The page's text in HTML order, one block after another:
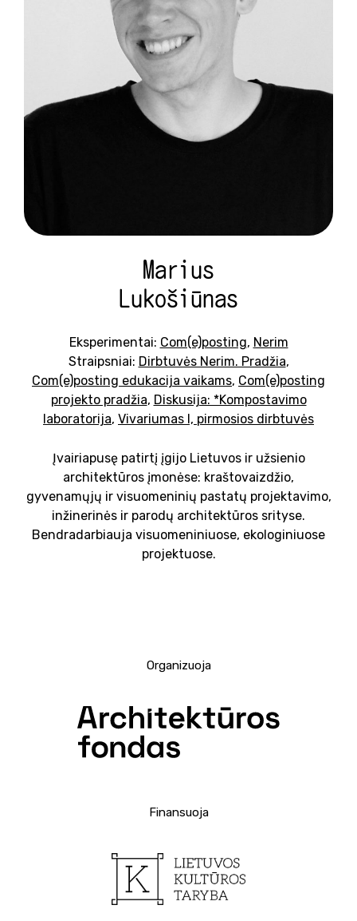
Marius
Lukošiūnas
Eksperimentai: Com(e)posting, Nerim
Straipsniai: Dirbtuvės Nerim. Pradžia,
Com(e)posting edukacija vaikams, Com(e)posting
projekto pradžia, Diskusija: *Kompostavimo
laboratorija, Vivariumas I, pirmosios dirbtuvės
Įvairiapusę patirtį įgijo Lietuvos ir užsienio
architektūros įmonėse: kraštovaizdžio,
gyvenamųjų ir visuomeninių pastatų projektavimo,
inžinerinės ir parodų architektūros srityse.
Bendradarbiauja visuomeniniuose, ekologiniuose
projektuose.
Organizuoja
Finansuoja